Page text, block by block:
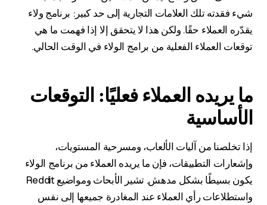
شيء فقدته تلك العلامات التجارية إلى حد كبير: برنامج ولاء
يقدّره العملاء حقًا. ولكن هذا لا يتحقق إلا إذا فهمت ما هي
توقعات العملاء الفعلية من برامج الولاء في الوقت الحالي.
ما يريده العملاء فعليًا: التوقعات
الأساسية
إذا تخلصنا من آليات الألعاب، ومسرحية المستويات،
وإشعارات التطبيقات، فإن ما يريده العملاء من برنامج الولاء
يكون بسيطًا بشكل مدهش. تشير الأبحاث ومواضيع Reddit
واستطلاعات رأي العملاء عند المغادرة جميعها إلى نفس